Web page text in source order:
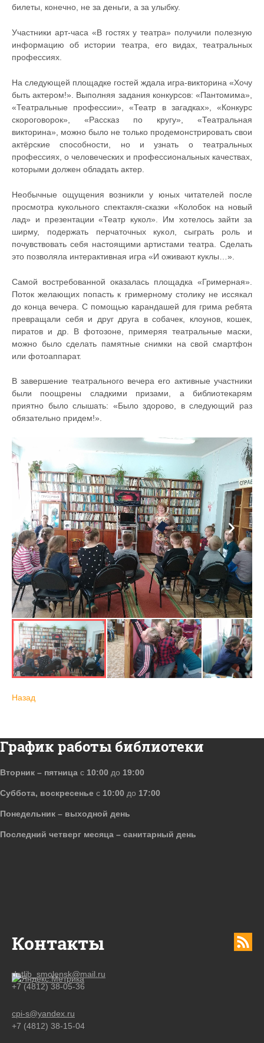
билеты, конечно, не за деньги, а за улыбку.
Участники арт-часа «В гостях у театра» получили полезную
информацию об истории театра, его видах, театральных
профессиях.
На следующей площадке гостей ждала игра-викторина «Хочу
быть актером!». Выполняя задания конкурсов: «Пантомима»,
«Театральные профессии», «Театр в загадках», «Конкурс
скороговорок», «Рассказ по кругу», «Театральная
викторина», можно было не только продемонстрировать свои
актёрские способности, но и узнать о театральных
профессиях, о человеческих и профессиональных качествах,
которыми должен обладать актер.
Необычные ощущения возникли у юных читателей после
просмотра кукольного спектакля-сказки «Колобок на новый
лад» и презентации «Театр кукол». Им хотелось зайти за
ширму, подержать перчаточных кукол, сыграть роль и
почувствовать себя настоящими артистами театра. Сделать
это позволяла интерактивная игра «И оживают куклы…».
Самой востребованной оказалась площадка «Гримерная».
Поток желающих попасть к гримерному столику не иссякал
до конца вечера. С помощью карандашей для грима ребята
превращали себя и друг друга в собачек, клоунов, кошек,
пиратов и др. В фотозоне, примеряя театральные маски,
можно было сделать памятные снимки на свой смартфон
или фотоаппарат.
В завершение театрального вечера его активные участники
были поощрены сладкими призами, а библиотекарям
приятно было слышать: «Было здорово, в следующий раз
обязательно придем!».
Назад
Контакты
detlib_smolensk@mail.ru
+7 (4812) 38-05-36
cpi-s@yandex.ru
+7 (4812) 38-15-04
График работы библиотеки
Вторник – пятница с 10:00 до 19:00
Суббота, воскресенье с 10:00 до 17:00
Понедельник – выходной день
Последний четверг месяца – санитарный день